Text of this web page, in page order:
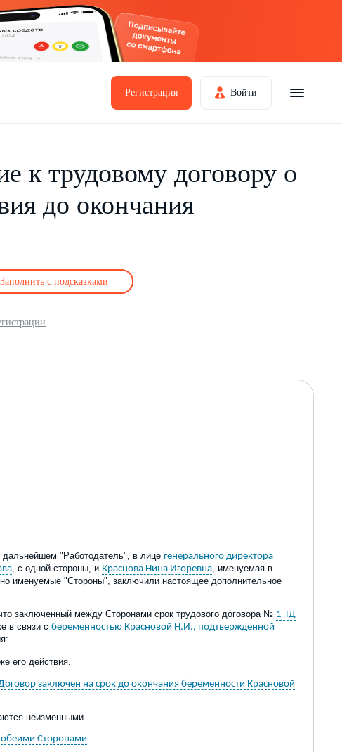
Регистрация Войти
к трудовому договору о
до окончания
Заполнить с подсказками
дальнейшем "Работодатель", в лице генерального директора
, с одной стороны, и Краснова Нина Игоревна , именуемая в
именуемые "Стороны", заключили настоящее дополнительное
заключенный между Сторонами срок трудового договора № 1-ТД
в связи с беременностью Красновой Н.И., подтвержденной
его действия.
заключен на срок до окончания беременности Красновой
неизменными.
обеими Сторонами